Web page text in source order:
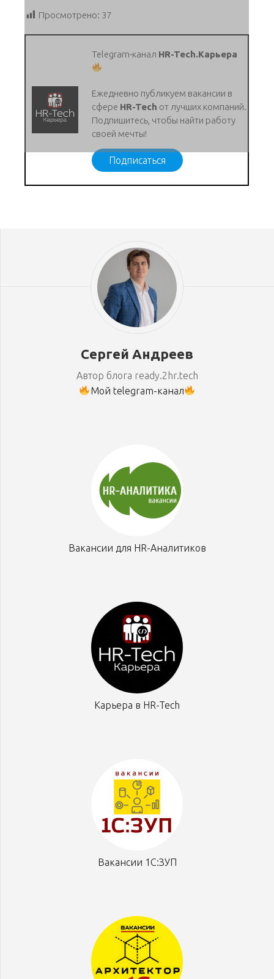
Просмотрено: 37
Telegram-канал HR-Tech.Карьера
Ежедневно публикуем вакансии в
сфере HR-Tech от лучших компаний.
Подпишитесь, чтобы найти работу
своей мечты!
Подписаться
Сергей Андреев
Автор блога ready.2hr.tech
Мой telegram-канал
Вакансии для HR-Аналитиков
Карьера в HR-Tech
Вакансии 1С:ЗУП